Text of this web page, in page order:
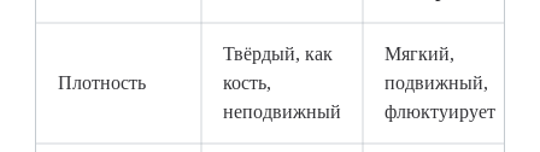
Плотность
Твёрдый, как
кость,
неподвижный
Мягкий,
подвижный,
флюктуирует